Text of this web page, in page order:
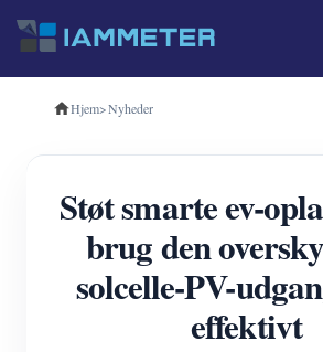
Produkter
Trefaset Wi-Fi-energimåler
Trefaset Wi-Fi energimåler
Trefaset Wi-Fi-energimåler
WiFi Power Controller
Hjem>Nyheder
Støt smarte ev-
brug den
solcelle-PV-
effektivt